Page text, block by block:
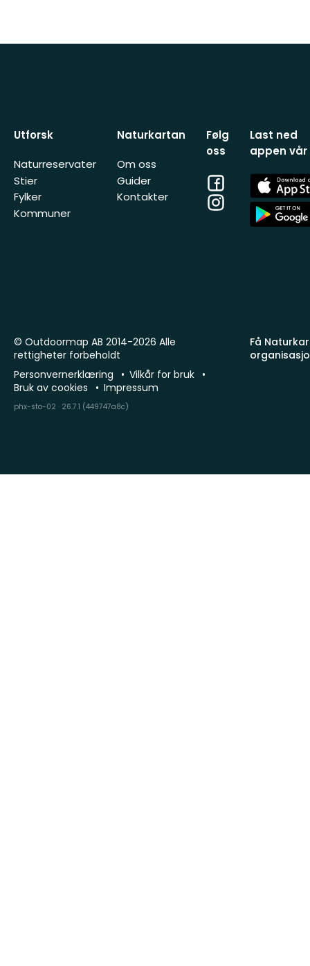
Utforsk
Naturreservater
Stier
Fylker
Kommuner
Naturkartan
Om oss
Guider
Kontakter
Følg
oss
Facebook
Instagram
Last ned
appen vår
App
Store
App
Store
Få
© Outdoormap AB 2014-2026 Alle
rettigheter forbeholdt
Personvernerklæring
Vilkår for bruk
Bruk av cookies
Impressum
phx-sto-02 · 26.7.1 (449747a8c)